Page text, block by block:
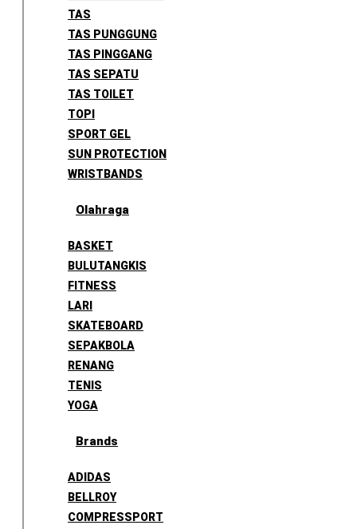
TAS
TAS PUNGGUNG
TAS PINGGANG
TAS SEPATU
TAS TOILET
TOPI
SPORT GEL
SUN PROTECTION
WRISTBANDS
Olahraga
BASKET
BULUTANGKIS
FITNESS
LARI
SKATEBOARD
SEPAKBOLA
RENANG
TENIS
YOGA
Brands
ADIDAS
BELLROY
COMPRESSPORT